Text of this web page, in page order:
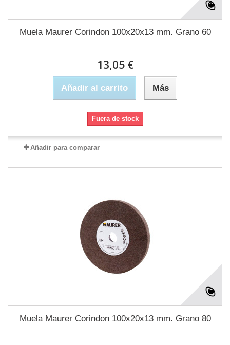
Muela Maurer Corindon 100x20x13 mm. Grano 60
13,05 €
Añadir al carrito Más
Fuera de stock
Añadir para comparar
Muela Maurer Corindon 100x20x13 mm. Grano 80